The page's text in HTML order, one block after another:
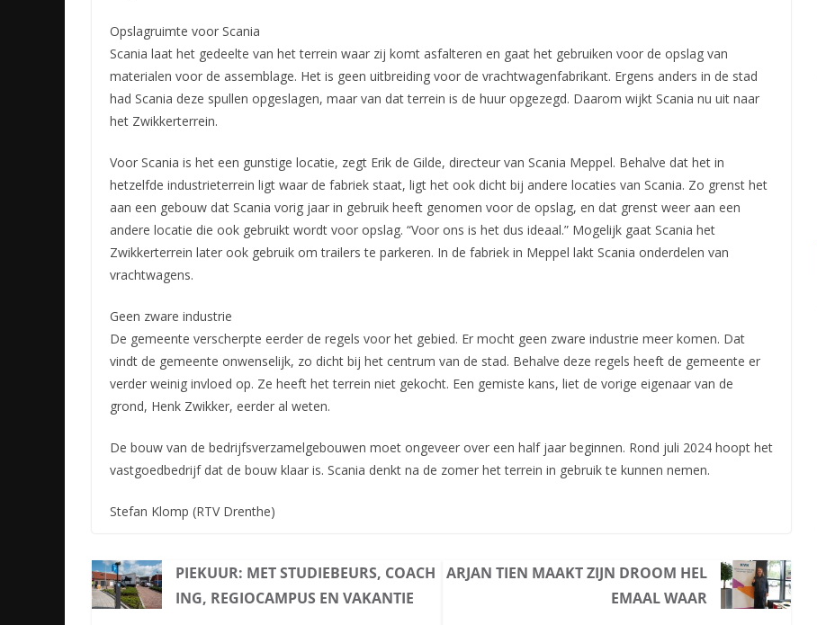
Opslagruimte voor Scania
Scania laat het gedeelte van het terrein waar zij komt asfalteren en gaat het gebruiken voor de opslag van
materialen voor de assemblage. Het is geen uitbreiding voor de vrachtwagenfabrikant. Ergens anders in de stad
had Scania deze spullen opgeslagen, maar van dat terrein is de huur opgezegd. Daarom wijkt Scania nu uit naar
het Zwikkerterrein.
Voor Scania is het een gunstige locatie, zegt Erik de Gilde, directeur van Scania Meppel. Behalve dat het in
hetzelfde industrieterrein ligt waar de fabriek staat, ligt het ook dicht bij andere locaties van Scania. Zo grenst het
aan een gebouw dat Scania vorig jaar in gebruik heeft genomen voor de opslag, en dat grenst weer aan een
andere locatie die ook gebruikt wordt voor opslag. “Voor ons is het dus ideaal.” Mogelijk gaat Scania het
Zwikkerterrein later ook gebruik om trailers te parkeren. In de fabriek in Meppel lakt Scania onderdelen van
vrachtwagens.
Geen zware industrie
De gemeente verscherpte eerder de regels voor het gebied. Er mocht geen zware industrie meer komen. Dat
vindt de gemeente onwenselijk, zo dicht bij het centrum van de stad. Behalve deze regels heeft de gemeente er
verder weinig invloed op. Ze heeft het terrein niet gekocht. Een gemiste kans, liet de vorige eigenaar van de
grond, Henk Zwikker, eerder al weten.
De bouw van de bedrijfsverzamelgebouwen moet ongeveer over een half jaar beginnen. Rond juli 2024 hoopt het
vastgoedbedrijf dat de bouw klaar is. Scania denkt na de zomer het terrein in gebruik te kunnen nemen.
Stefan Klomp (RTV Drenthe)
PIEKUUR: MET STUDIEBEURS, COACH
ING, REGIOCAMPUS EN VAKANTIE
ARJAN TIEN MAAKT ZIJN DROOM HEL
EMAAL WAAR